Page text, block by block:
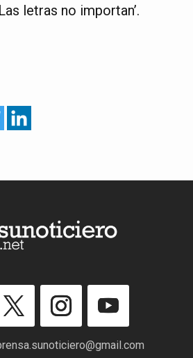
letras no importan’.